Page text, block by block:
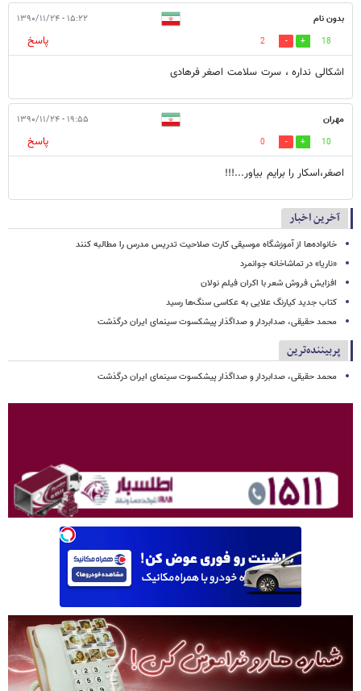
بدون نام ۱۵:۲۲ - ۱۳۹۰/۱۱/۲۴
18
2
پاسخ
اشکالی نداره ، سرت سلامت اصغر فرهادی
مهران ۱۹:۵۵ - ۱۳۹۰/۱۱/۲۴
10
0
پاسخ
اصغر،اسکار را برایم بیاور...!!!
آخرین اخبار
خانواده‌ها از آموزشگاه موسیقی کارت صلاحیت تدریس مدرس را مطالبه کنند
«ناریا» در تماشاخانه جوانمرد
افزایش فروش شعر با اکران فیلم نولان
کتاب جدید کیارنگ علایی به عکاسی سنگ‌ها رسید
محمد حقیقی، صدابردار و صداگذار پیشکسوت سینمای ایران درگذشت
پربیننده‌ترین
محمد حقیقی، صدابردار و صداگذار پیشکسوت سینمای ایران درگذشت